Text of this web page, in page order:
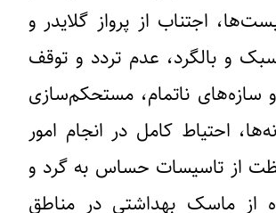
اجتناب از پرواز گلایدر و
و بالگرد، عدم تردد و توقف
سازه‌های ناتمام، مستحکم‌سازی
احتیاط کامل در انجام امور
از تاسیسات حساس به گرد و
از ماسک بهداشتی در مناطق